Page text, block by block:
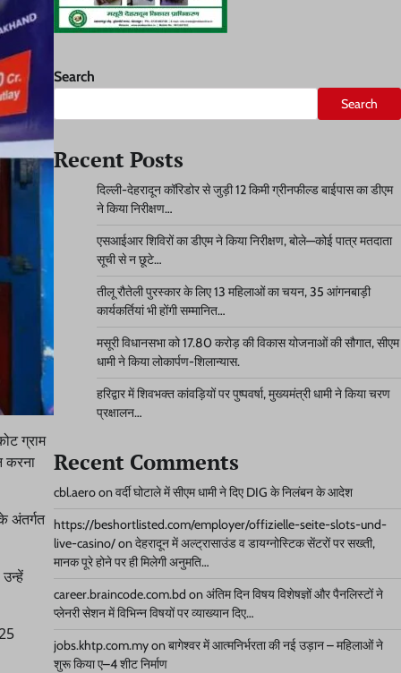
ग्राम
करना
अंतर्गत
Search
Search
Recent Posts
दिल्ली-देहरादून कॉरिडोर से जुड़ी 12 किमी ग्रीनफील्ड बाईपास का डीएम
ने किया निरीक्षण…
एसआईआर शिविरों का डीएम ने किया निरीक्षण, बोले—कोई पात्र मतदाता
सूची से न छूटे…
तीलू रौतेली पुरस्कार के लिए 13 महिलाओं का चयन, 35 आंगनबाड़ी
कार्यकर्तियां भी होंगी सम्मानित…
मसूरी विधानसभा को 17.80 करोड़ की विकास योजनाओं की सौगात, सीएम
धामी ने किया लोकार्पण-शिलान्यास.
हरिद्वार में शिवभक्त कांवड़ियों पर पुष्पवर्षा, मुख्यमंत्री धामी ने किया चरण
प्रक्षालन…
Recent Comments
cbl.aeroonवर्दी घोटाले में सीएम धामी ने दिए DIG के निलंबन के आदेश
https://beshortlisted.com/employer/offizielle-seite-slots-und-
live-casino/onदेहरादून में अल्ट्रासाउंड व डायग्नोस्टिक सेंटरों पर सख्ती,
मानक पूरे होने पर ही मिलेगी अनुमति…
career.braincode.com.bd onअंतिम दिन विषय विशेषज्ञों और पैनलिस्टों ने
प्लेनरी सेशन में विभिन्न विषयों पर व्याख्यान दिए…
jobs.khtp.com.myonबागेश्वर में आत्मनिर्भरता की नई उड़ान – महिलाओं ने
शुरू किया ए–4 शीट निर्माण